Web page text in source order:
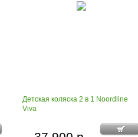
Детская коляска 2 в 1 Noordline
Viva